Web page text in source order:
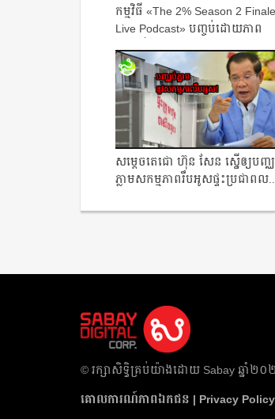
កម្មវិធី «The 2% Season 2 Finale
Live Podcast» បញ្ចប់ដោយភាព
សម្ដេច​តេជោ ហ៊ុន សែន ស្នើ​ឲ្យបញ្
ភ្លាម​សកម្មភាព​រឹប​អូសផ្ទះ​ប្រជាពល
​© រក្សា​សិទ្ធិ​គ្រប់​យ៉ាង​ដោយ​ Sabay ឆ្នាំ​២០
គោលការណ៍​ភាព​ឯកជន | Privacy Policy